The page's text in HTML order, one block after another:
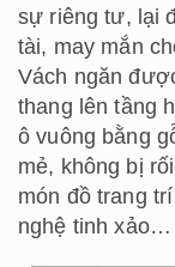
sự riêng tư, lại
tài, may mắn
Vách ngăn
thang lên tầng
ô vuông bằng
mẻ, không bị
món đồ trang
nghệ tinh xảo…